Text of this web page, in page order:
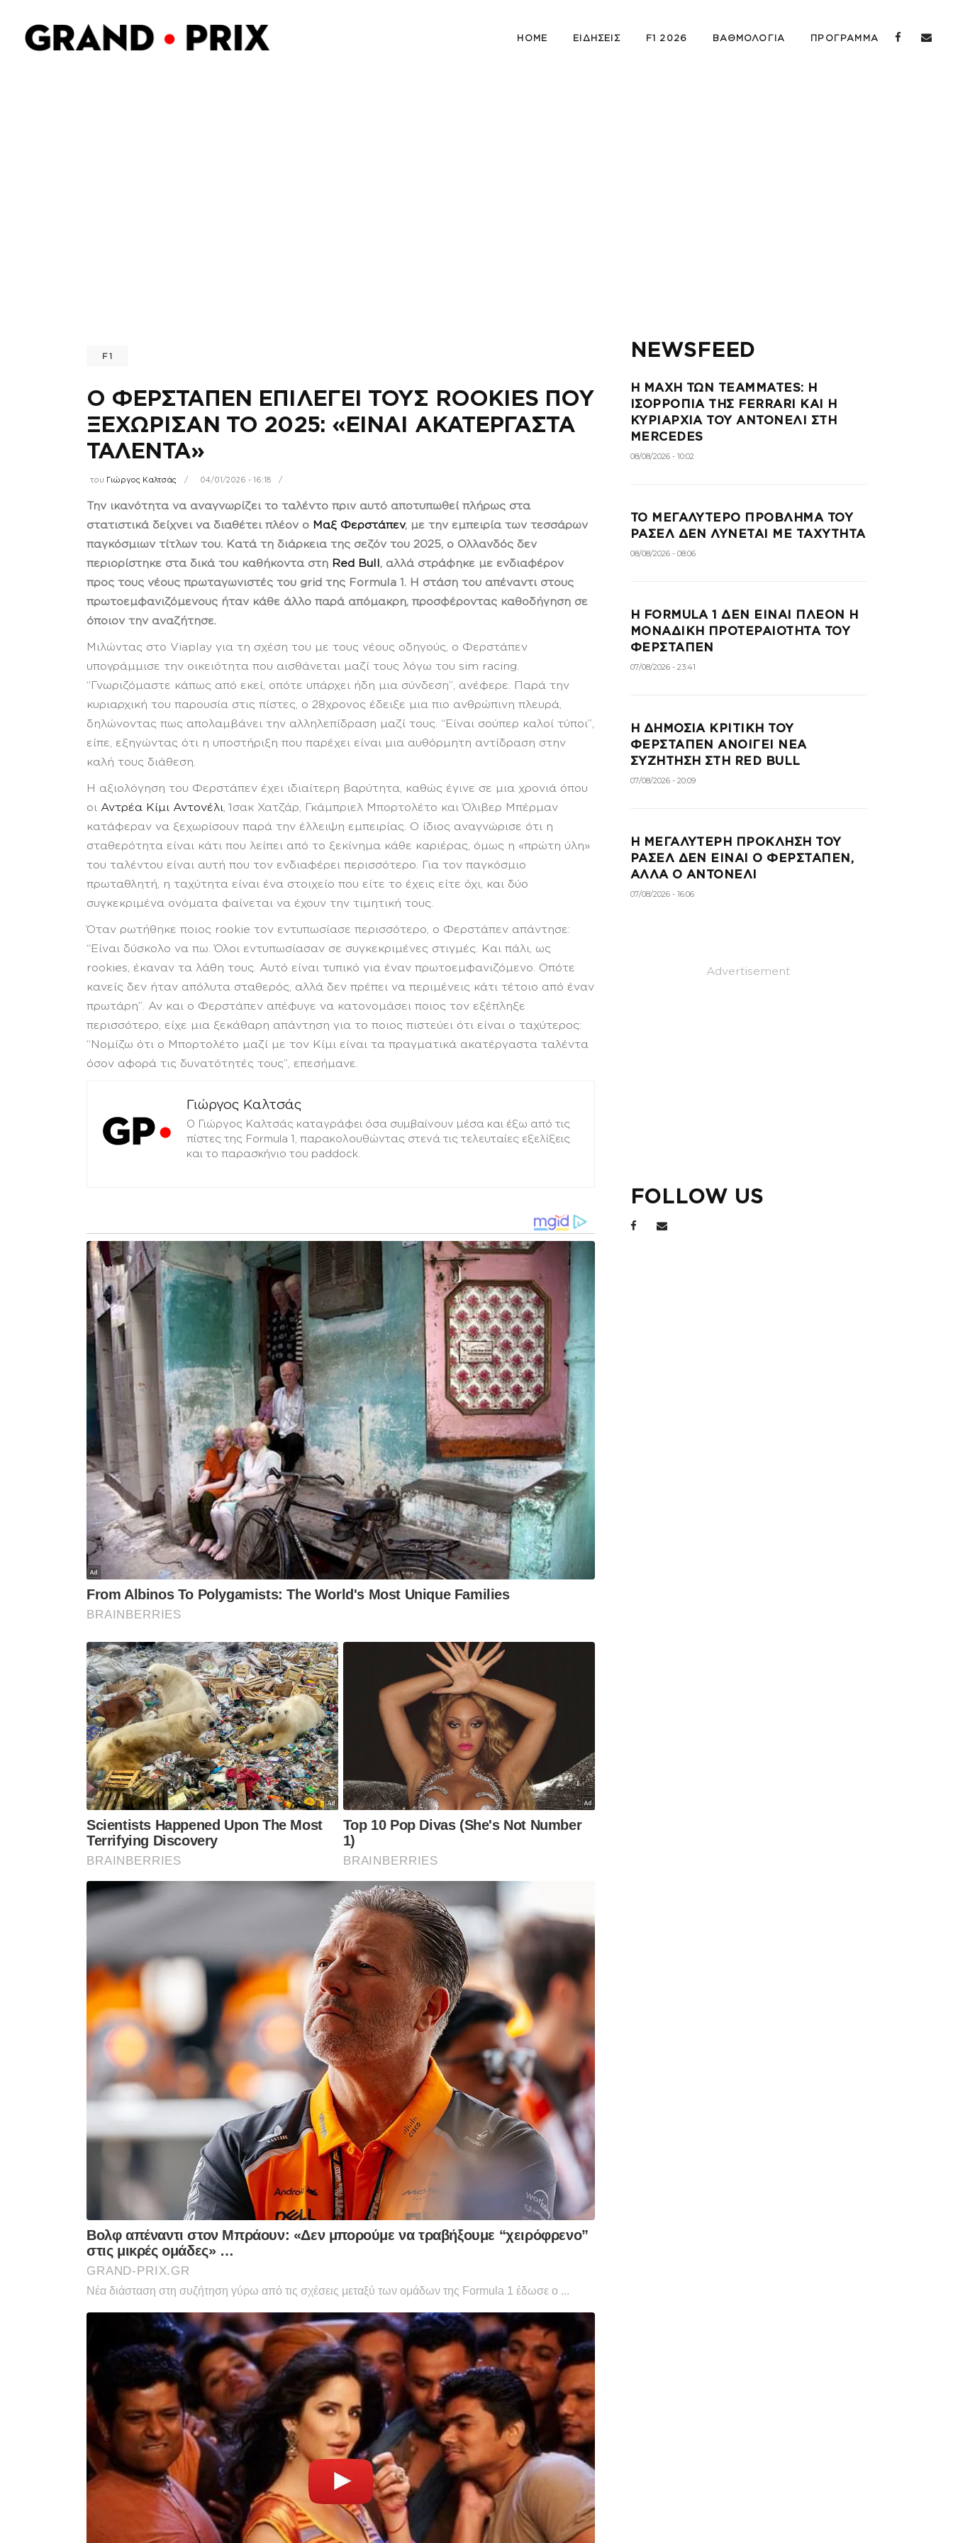
HOME ΕΙΔΗΣΕΙΣ F1 2026 ΒΑΘΜΟΛΟΓΙΑ ΠΡΟΓΡΑΜΜΑ
F1
Ο ΦΕΡΣΤΑΠΕΝ ΕΠΙΛΕΓΕΙ ΤΟΥΣ ROOKIES ΠΟΥ
ΞΕΧΩΡΙΣΑΝ ΤΟ 2025: «ΕΙΝΑΙ ΑΚΑΤΕΡΓΑΣΤΑ
ΤΑΛΕΝΤΑ»
του Γιώργος Καλτσάς 04/01/2026 - 16:18
Την ικανότητα να αναγνωρίζει το ταλέντο πριν αυτό αποτυπωθεί πλήρως στα
στατιστικά δείχνει να διαθέτει πλέον ο Μαξ Φερστάπεν, με την εμπειρία των τεσσάρων
παγκόσμιων τίτλων του. Κατά τη διάρκεια της σεζόν του 2025, ο Ολλανδός δεν
περιορίστηκε στα δικά του καθήκοντα στη Red Bull, αλλά στράφηκε με ενδιαφέρον
προς τους νέους πρωταγωνιστές του grid της Formula 1. Η στάση του απέναντι στους
πρωτοεμφανιζόμενους ήταν κάθε άλλο παρά απόμακρη, προσφέροντας καθοδήγηση σε
όποιον την αναζήτησε.
Μιλώντας στο Viaplay για τη σχέση του με τους νέους οδηγούς, ο Φερστάπεν
υπογράμμισε την οικειότητα που αισθάνεται μαζί τους λόγω του sim racing.
“Γνωριζόμαστε κάπως από εκεί, οπότε υπάρχει ήδη μια σύνδεση”, ανέφερε. Παρά την
κυριαρχική του παρουσία στις πίστες, ο 28χρονος έδειξε μια πιο ανθρώπινη πλευρά,
δηλώνοντας πως απολαμβάνει την αλληλεπίδραση μαζί τους. “Είναι σούπερ καλοί τύποι”,
είπε, εξηγώντας ότι η υποστήριξη που παρέχει είναι μια αυθόρμητη αντίδραση στην
καλή τους διάθεση.
Η αξιολόγηση του Φερστάπεν έχει ιδιαίτερη βαρύτητα, καθώς έγινε σε μια χρονιά όπου
οι Αντρέα Κίμι Αντονέλι , Ίσακ Χατζάρ, Γκάμπριελ Μπορτολέτο και Όλιβερ Μπέρμαν
κατάφεραν να ξεχωρίσουν παρά την έλλειψη εμπειρίας. Ο ίδιος αναγνώρισε ότι η
σταθερότητα είναι κάτι που λείπει από το ξεκίνημα κάθε καριέρας, όμως η «πρώτη ύλη»
του ταλέντου είναι αυτή που τον ενδιαφέρει περισσότερο. Για τον παγκόσμιο
πρωταθλητή, η ταχύτητα είναι ένα στοιχείο που είτε το έχεις είτε όχι, και δύο
συγκεκριμένα ονόματα φαίνεται να έχουν την τιμητική τους.
Όταν ρωτήθηκε ποιος rookie τον εντυπωσίασε περισσότερο, ο Φερστάπεν απάντησε:
“Είναι δύσκολο να πω. Όλοι εντυπωσίασαν σε συγκεκριμένες στιγμές. Και πάλι, ως
rookies, έκαναν τα λάθη τους. Αυτό είναι τυπικό για έναν πρωτοεμφανιζόμενο. Οπότε
κανείς δεν ήταν απόλυτα σταθερός, αλλά δεν πρέπει να περιμένεις κάτι τέτοιο από έναν
πρωτάρη”. Αν και ο Φερστάπεν απέφυγε να κατονομάσει ποιος τον εξέπληξε
περισσότερο, είχε μια ξεκάθαρη απάντηση για το ποιος πιστεύει ότι είναι ο ταχύτερος:
“Νομίζω ότι ο Μπορτολέτο μαζί με τον Κίμι είναι τα πραγματικά ακατέργαστα ταλέντα
όσον αφορά τις δυνατότητές τους”, επεσήμανε.
Γιώργος Καλτσάς
Ο Γιώργος Καλτσάς καταγράφει όσα συμβαίνουν μέσα και έξω από τις
πίστες της Formula 1, παρακολουθώντας στενά τις τελευταίες εξελίξεις
και το παρασκήνιο του paddock.
NEWSFEED
Η ΜΑΧΗ ΤΩΝ TEAMMATES: Η
ΙΣΟΡΡΟΠΙΑ ΤΗΣ FERRARI ΚΑΙ Η
ΚΥΡΙΑΡΧΙΑ ΤΟΥ ΑΝΤΟΝΕΛΙ ΣΤΗ
MERCEDES
08/08/2026 - 10:02
ΤΟ ΜΕΓΑΛΥΤΕΡΟ ΠΡΟΒΛΗΜΑ ΤΟΥ
ΡΑΣΕΛ ΔΕΝ ΛΥΝΕΤΑΙ ΜΕ ΤΑΧΥΤΗΤΑ
08/08/2026 - 08:06
Η FORMULA 1 ΔΕΝ ΕΙΝΑΙ ΠΛΕΟΝ Η
ΜΟΝΑΔΙΚΗ ΠΡΟΤΕΡΑΙΟΤΗΤΑ ΤΟΥ
ΦΕΡΣΤΑΠΕΝ
07/08/2026 - 23:41
Η ΔΗΜΟΣΙΑ ΚΡΙΤΙΚΗ ΤΟΥ
ΦΕΡΣΤΑΠΕΝ ΑΝΟΙΓΕΙ ΝΕΑ
ΣΥΖΗΤΗΣΗ ΣΤΗ RED BULL
07/08/2026 - 20:09
Η ΜΕΓΑΛΥΤΕΡΗ ΠΡΟΚΛΗΣΗ ΤΟΥ
ΡΑΣΕΛ ΔΕΝ ΕΙΝΑΙ Ο ΦΕΡΣΤΑΠΕΝ,
ΑΛΛΑ Ο ΑΝΤΟΝΕΛΙ
07/08/2026 - 16:06
Advertisement
FOLLOW US